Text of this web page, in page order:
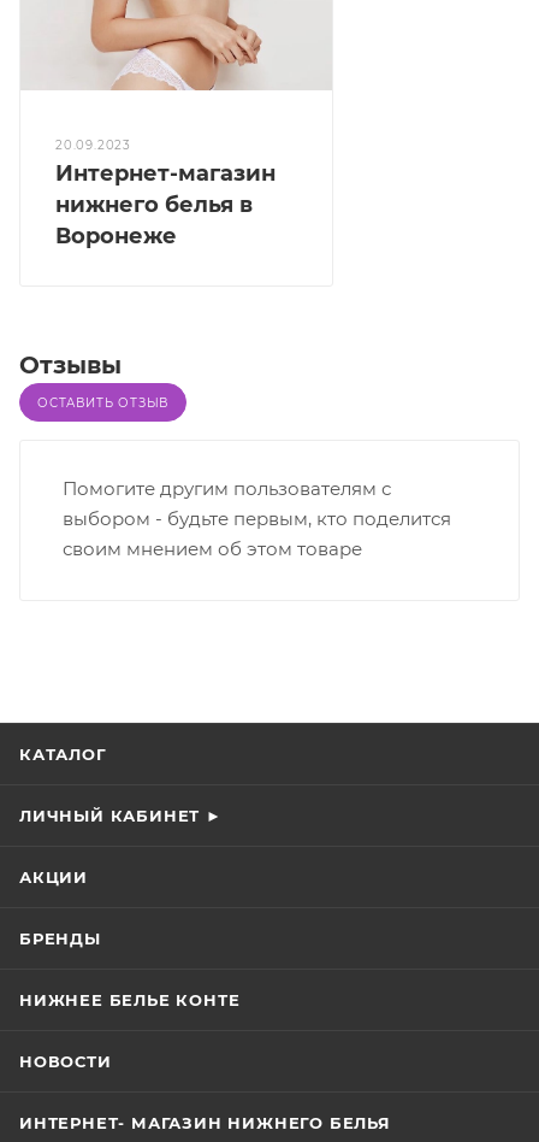
20.09.2023
Интернет-магазин
нижнего белья в
Воронеже
Отзывы
ОСТАВИТЬ ОТЗЫВ
Помогите другим пользователям с
выбором - будьте первым, кто поделится
своим мнением об этом товаре
КАТАЛОГ
ЛИЧНЫЙ КАБИНЕТ ►
АКЦИИ
БРЕНДЫ
НИЖНЕЕ БЕЛЬЕ КОНТЕ
НОВОСТИ
ИНТЕРНЕТ- МАГАЗИН НИЖНЕГО БЕЛЬЯ